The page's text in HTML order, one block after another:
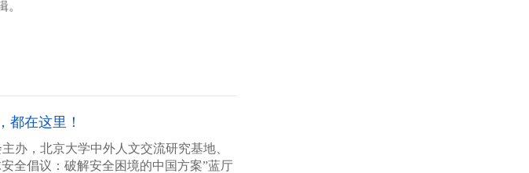
。
都在这里！
办，北京大学中外人文交流研究基地、
全倡议：破解安全困境的中国方案”蓝厅